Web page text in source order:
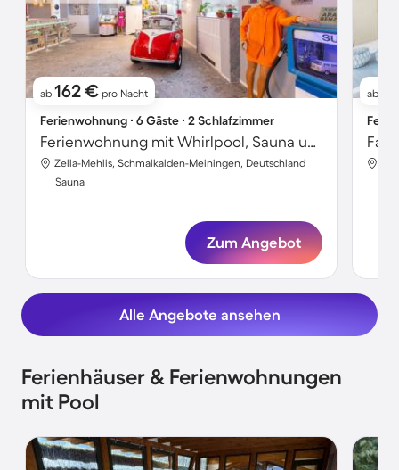
ab 162 € pro Nacht
Ferienwohnung ∙ 6 Gäste ∙ 2 Schlafzimmer
Ferienwohnung mit Whirlpool, Sauna und Grill
Zella-Mehlis, Schmalkalden-Meiningen, Deutschland
Sauna
Zum Angebot
ab
Alle Angebote ansehen
Ferienhäuser & Ferienwohnungen
mit Pool